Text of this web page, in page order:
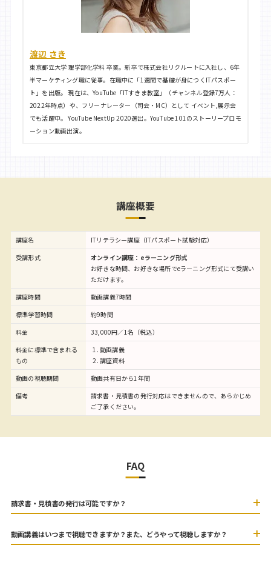
渡辺 さき
東京都立大学 理学部化学科 卒業。新卒で株式会社リクルートに入社し、6年
半マーケティング職に従事。在職中に「1週間で基礎が身につくITパスポー
ト」を出版。 現在は、YouTube「ITすきま教室」（チャンネル登録7万人：
2022年時点）や、フリーナレーター（司会・MC）として イベント,展示会
でも活躍中。 YouTube NextUp 2020選出。YouTube 101のストーリープロモ
ーション動画出演。
講座概要
講座名
ITリテラシー講座（ITパスポート試験対応）
受講形式
オンライン講座：eラーニング形式
お好きな時間、お好きな場所でeラーニング形式にて受講い
ただけます。
講座時間
動画講義7時間
標準学習時間
約9時間
料金
33,000円／1名（税込）
料金に標準で含まれる
もの
動画講義
講座資料
動画の視聴期間
動画共有日から1年間
備考
請求書・見積書の発行対応はできませんので、あらかじめ
ご了承ください。
FAQ
請求書・見積書の発行は可能ですか？
動画講義はいつまで視聴できますか？また、どうやって視聴しますか？